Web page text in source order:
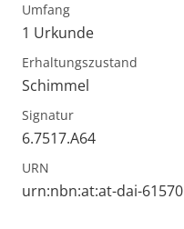
Umfang
1 Urkunde
Erhaltungszustand
Schimmel
Signatur
6.7517.A64
URN
urn:nbn:at:at-dai-61570